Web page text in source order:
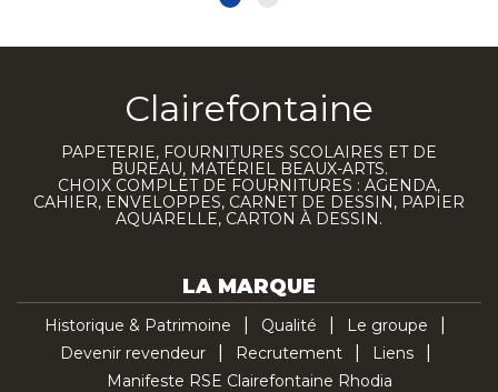
Clairefontaine
PAPETERIE, FOURNITURES SCOLAIRES ET DE
BUREAU, MATÉRIEL BEAUX-ARTS.
CHOIX COMPLET DE FOURNITURES : AGENDA,
CAHIER, ENVELOPPES, CARNET DE DESSIN, PAPIER
AQUARELLE, CARTON À DESSIN.
LA MARQUE
Historique & Patrimoine Qualité
Le groupe
Devenir revendeur
Recrutement
Liens
Manifeste RSE Clairefontaine Rhodia